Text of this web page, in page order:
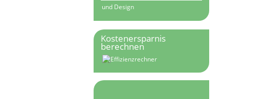
und Design
Kostenersparnis
berechnen